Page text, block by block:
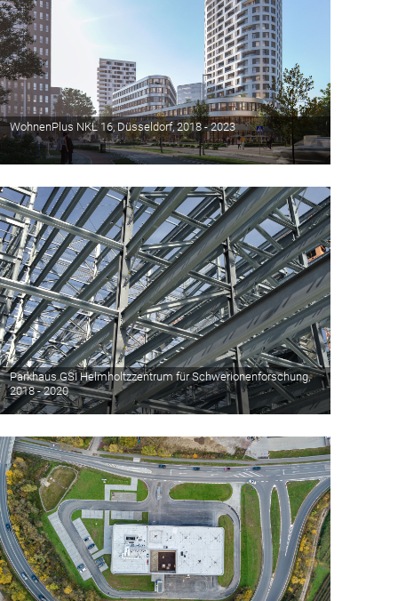
WohnenPlus NKL 16, Düsseldorf, 2018 - 2023
Parkhaus GSI Helmholtzzentrum für Schwerionenforschung,
2018 - 2020